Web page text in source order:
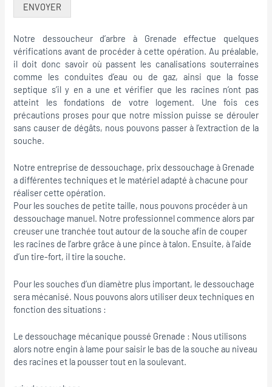
ENVOYER
Notre dessoucheur d’arbre à Grenade effectue quelques
vérifications avant de procéder à cette opération. Au préalable,
il doit donc savoir où passent les canalisations souterraines
comme les conduites d’eau ou de gaz, ainsi que la fosse
septique s’il y en a une et vérifier que les racines n’ont pas
atteint les fondations de votre logement. Une fois ces
précautions proses pour que notre mission puisse se dérouler
sans causer de dégâts, nous pouvons passer à l’extraction de la
souche.
Notre entreprise de dessouchage, prix dessouchage à Grenade
a différentes techniques et le matériel adapté à chacune pour
réaliser cette opération.
Pour les souches de petite taille, nous pouvons procéder à un
dessouchage manuel. Notre professionnel commence alors par
creuser une tranchée tout autour de la souche afin de couper
les racines de l’arbre grâce à une pince à talon. Ensuite, à l’aide
d’un tire-fort, il tire la souche.
Pour les souches d’un diamètre plus important, le dessouchage
sera mécanisé. Nous pouvons alors utiliser deux techniques en
fonction des situations :
Le dessouchage mécanique poussé Grenade : Nous utilisons
alors notre engin à lame pour saisir le bas de la souche au niveau
des racines et la pousser tout en la soulevant.